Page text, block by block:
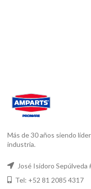
Más de 30 años siendo
industria.
José Isidoro Sepúlveda
Tel: +52 81 2085 4317